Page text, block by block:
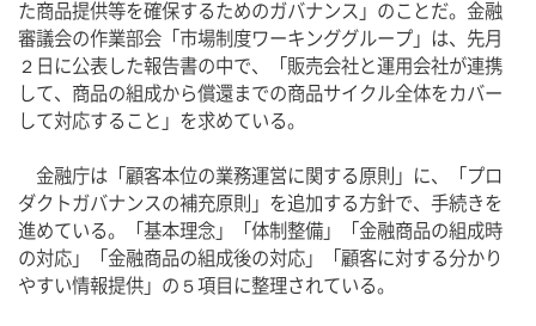
た商品提供等を確保するためのガバナンス」のことだ。金融
審議会の作業部会「市場制度ワーキンググループ」は、先月
２日に公表した報告書の中で、「販売会社と運用会社が連携
して、商品の組成から償還までの商品サイクル全体をカバー
して対応すること」を求めている。
金融庁は「顧客本位の業務運営に関する原則」に、「プロ
ダクトガバナンスの補充原則」を追加する方針で、手続きを
進めている。「基本理念」「体制整備」「金融商品の組成時
の対応」「金融商品の組成後の対応」「顧客に対する分かり
やすい情報提供」の５項目に整理されている。